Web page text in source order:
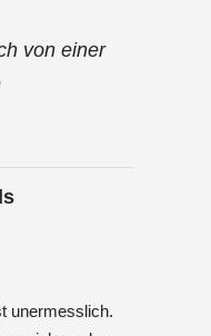
von einer
unermesslich.